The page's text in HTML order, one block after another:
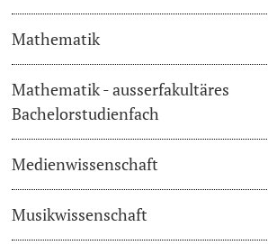
Lernen & Lehren
KI in Studium und Lehre
Digitales Lernen
Sprachenzentrum
Mathematik
Mathematik - ausserfakultäres
Bachelorstudienfach
Medienwissenschaft
Musikwissenschaft